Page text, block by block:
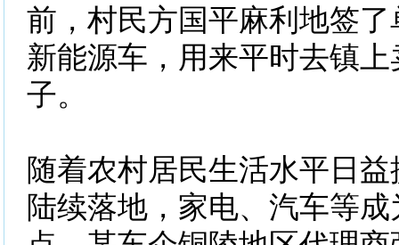
前，村民方国平麻利地签
新能源车，用来平时去镇
子。
随着农村居民生活水平日
陆续落地，家电、汽车等